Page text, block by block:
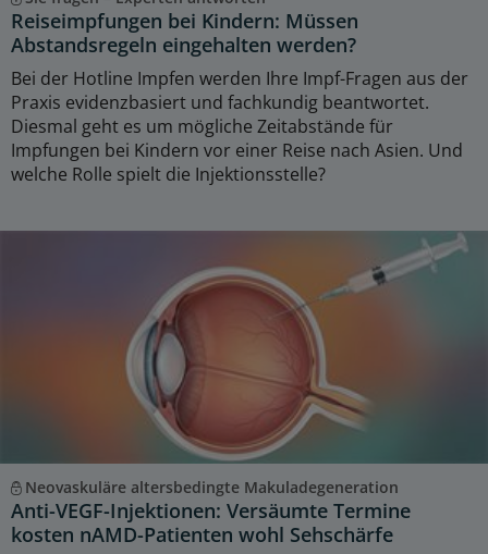
Reiseimpfungen bei Kindern: Müssen
Abstandsregeln eingehalten werden?
Bei der Hotline Impfen werden Ihre Impf-Fragen aus der
Praxis evidenzbasiert und fachkundig beantwortet.
Diesmal geht es um mögliche Zeitabstände für
Impfungen bei Kindern vor einer Reise nach Asien. Und
welche Rolle spielt die Injektionsstelle?
Neovaskuläre altersbedingte Makuladegeneration
Anti-VEGF-Injektionen: Versäumte Termine
kosten nAMD-Patienten wohl Sehschärfe